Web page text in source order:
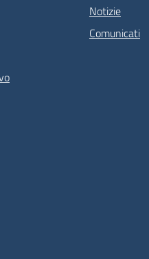
Notizie
Comunicati